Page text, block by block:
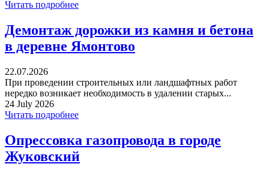
Читать подробнее
Демонтаж дорожки из камня и бетона
в деревне Ямонтово
22.07.2026
При проведении строительных или ландшафтных работ
нередко возникает необходимость в удалении старых...
24 July 2026
Читать подробнее
Опрессовка газопровода в городе
Жуковский